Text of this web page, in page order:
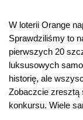
BMW
W loterii Orange
Sprawdziliśmy to
pierwszych 20
luksusowych
historię, ale
Zobaczcie zresztą
konkursu. Wiele